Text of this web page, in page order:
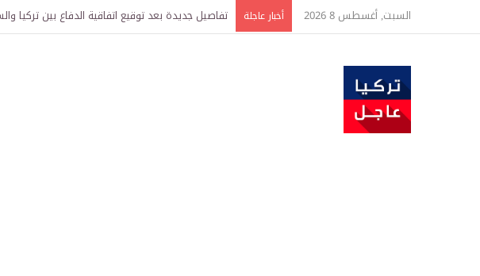
السبت, أغسطس 8 2026 أخبار عاجلة خبير اقتصادي يتوقع وصول غرام الذهب إلى 12 ألف ليرة.. متى يحدث ذلك؟